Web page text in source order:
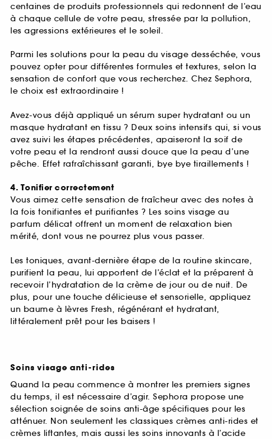
centaines de produits professionnels qui redonnent de l’eau
à chaque cellule de votre peau, stressée par la pollution,
les agressions extérieures et le soleil.
Parmi les solutions pour la peau du visage desséchée, vous
pouvez opter pour différentes formules et textures, selon la
sensation de confort que vous recherchez. Chez Sephora,
le choix est extraordinaire !
Avez-vous déjà appliqué un sérum super hydratant ou un
masque hydratant en tissu ? Deux soins intensifs qui, si vous
avez suivi les étapes précédentes, apaiseront la soif de
votre peau et la rendront aussi douce que la peau d’une
pêche. Effet rafraîchissant garanti, bye bye tiraillements !
4. Tonifier correctement
Vous aimez cette sensation de fraîcheur avec des notes à
la fois tonifiantes et purifiantes ? Les soins visage au
parfum délicat offrent un moment de relaxation bien
mérité, dont vous ne pourrez plus vous passer.
Les toniques, avant-dernière étape de la routine skincare,
purifient la peau, lui apportent de l’éclat et la préparent à
recevoir l’hydratation de la crème de jour ou de nuit. De
plus, pour une touche délicieuse et sensorielle, appliquez
un baume à lèvres Fresh, régénérant et hydratant,
littéralement prêt pour les baisers !
Soins visage anti-rides
Quand la peau commence à montrer les premiers signes
du temps, il est nécessaire d’agir. Sephora propose une
sélection soignée de soins anti-âge spécifiques pour les
atténuer. Non seulement les classiques crèmes anti-rides et
crèmes liftantes, mais aussi les soins innovants à l’acide